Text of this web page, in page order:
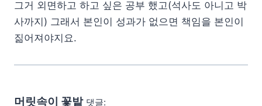
그거 외면하고 하고 싶은 공부 했고(석사도 아니고 박
사까지) 그래서 본인이 성과가 없으면 책임을 본인이
짊어져야지요.
머릿속이 꽃밭 댓글: